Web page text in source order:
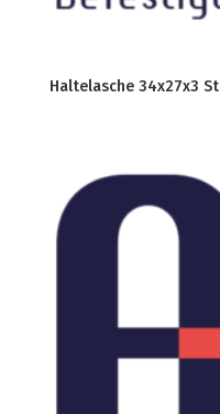
Haltelasche 34x27x3 St